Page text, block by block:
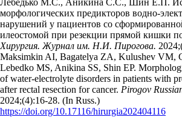
Лебедько М.С., Аникина С.С., Шин Е.П.
морфологических предикторов водно-
нарушений у пациентов со
илеостомой при резекции прямой кишки
Хирургия. Журнал им. Н.И. Пирогова.
Maksimkin AI, Bagatelya ZA, Kulushev VM,
Lebedko MS, Anikina SS, Shin EP.
of water-electrolyte disorders in patients with
after rectal resection for cancer. Pirogov
2024;(4):16‑28. (In Russ.)
https://doi.org/10.17116/hirurgia202404116